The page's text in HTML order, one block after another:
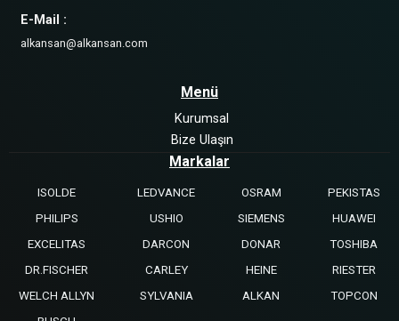
E-Mail :
alkansan@alkansan.com
Menü
Kurumsal
Bize Ulaşın
Markalar
ISOLDE LEDVANCE OSRAM
PEKISTAS
PHILIPS
USHIO SIEMENS
HUAWEI
EXCELITAS
DARCON DONAR
TOSHIBA
DR.FISCHER
CARLEY HEINE
RIESTER
WELCH ALLYN
SYLVANIA ALKAN
TOPCON